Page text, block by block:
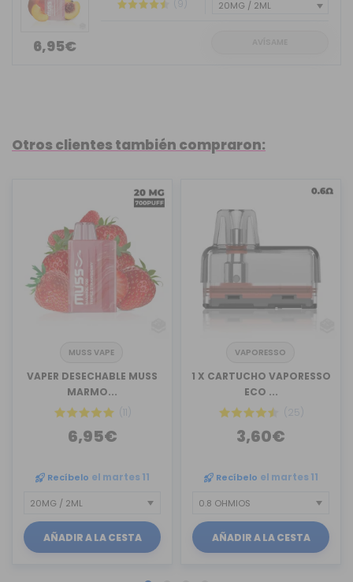
6,95€
(9)
Otros clientes también compraron:
MUSS VAPE
VAPER DESECHABLE MUSS
MARMO...
(11)
6,95€
Recíbelo el martes 11
AÑADIR A LA CESTA
VAPORESSO
1 X CARTUCHO VAPORESSO
ECO ...
(25)
3,60€
Recíbelo el martes 11
AÑADIR A LA CESTA